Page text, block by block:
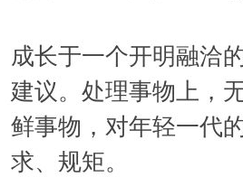
成长于一个开明融洽
建议。处理事物上，
鲜事物，对年轻一代
求、规矩。